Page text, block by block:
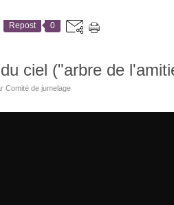
Repost 0
ciel ("arbre de
Comité de jumelage